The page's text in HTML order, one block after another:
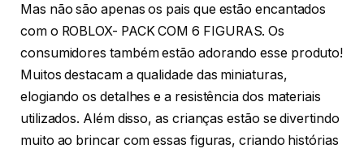
Mas não são apenas os pais que estão encantados
com o ROBLOX- PACK COM 6 FIGURAS. Os
consumidores também estão adorando esse produto!
Muitos destacam a qualidade das miniaturas,
elogiando os detalhes e a resistência dos materiais
utilizados. Além disso, as crianças estão se divertindo
muito ao brincar com essas figuras, criando histórias